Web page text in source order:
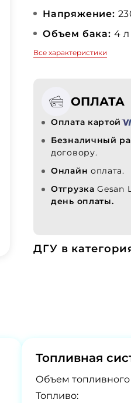
Напряжение:
Объем бака: 4 л
Все характеристики
ОПЛАТА
Оплата картой
Безналичный
договору.
Онлайн оплата.
Отгрузка Gesan
день оплаты.
ДГУ в
Топливная
Объем топливного
Топливо: